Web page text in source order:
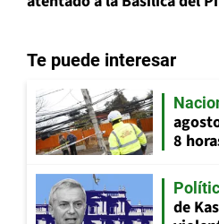
Te puede interesar
8
de